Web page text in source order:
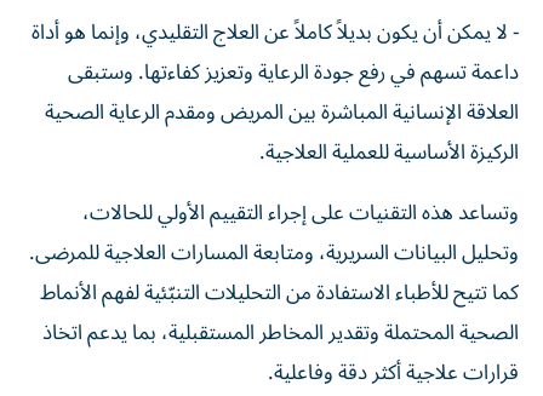
- لا يمكن أن يكون بديلاً كاملاً عن العلاج التقليدي، وإنما هو أداة
داعمة تسهم في رفع جودة الرعاية وتعزيز كفاءتها. وستبقى
العلاقة الإنسانية المباشرة بين المريض ومقدم الرعاية الصحية
الركيزة الأساسية للعملية العلاجية.
وتساعد هذه التقنيات على إجراء التقييم الأولي للحالات،
وتحليل البيانات السريرية، ومتابعة المسارات العلاجية للمرضى.
كما تتيح للأطباء الاستفادة من التحليلات التنبّئية لفهم الأنماط
الصحية المحتملة وتقدير المخاطر المستقبلية، بما يدعم اتخاذ
قرارات علاجية أكثر دقة وفاعلية.